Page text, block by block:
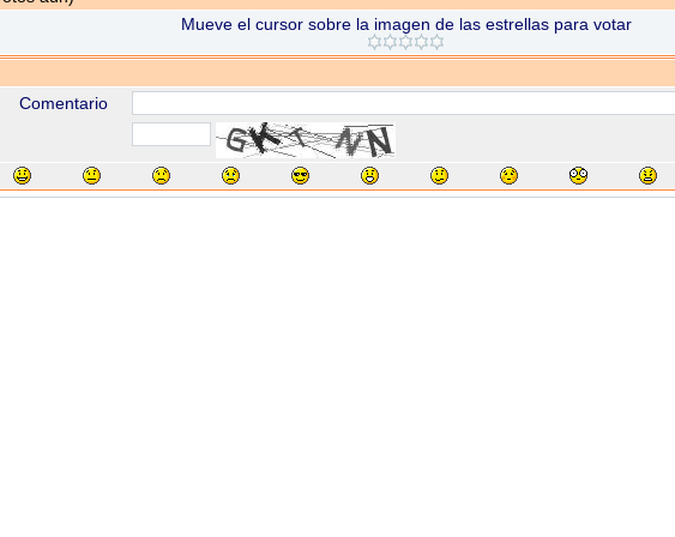
Mueve el cursor sobre la imagen de las estrellas para votar
Comentario